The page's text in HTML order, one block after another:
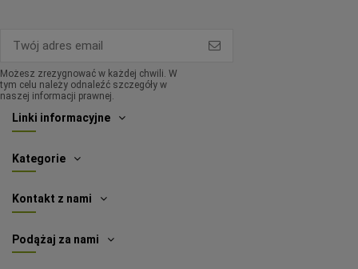
Możesz zrezygnować w każdej chwili. W
tym celu należy odnaleźć szczegóły w
naszej informacji prawnej.
Linki informacyjne
Kategorie
Kontakt z nami
Podążaj za nami